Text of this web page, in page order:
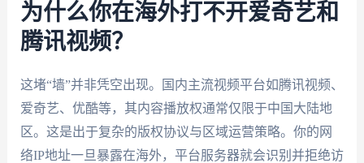
为什么你在海外打不开爱奇艺和
腾讯视频？
这堵“墙”并非凭空出现。国内主流视频平台如腾讯视频、
爱奇艺、优酷等，其内容播放权通常仅限于中国大陆地
区。这是出于复杂的版权协议与区域运营策略。你的网
络IP地址一旦暴露在海外，平台服务器就会识别并拒绝访